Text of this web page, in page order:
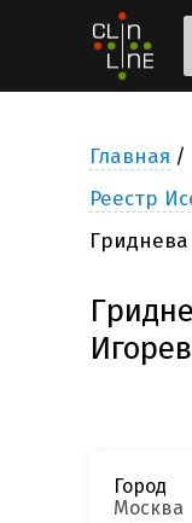
Главная
Реестр
Город
Москва